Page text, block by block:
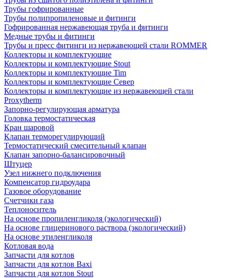
Трубы гофрированные
Трубы полипропиленовые и фитинги
Гофрированная нержавеющая труба и фитинги
Медные трубы и фитинги
Трубы и пресс фитинги из нержавеющей стали ROMMER
Коллекторы и комплектующие
Коллекторы и комплектующие Stout
Коллекторы и комплектующие Tim
Коллекторы и комплектующие Север
Коллекторы и комплектующие из нержавеющей стали
Proxytherm
Запорно-регулирующая арматура
Головка термостатическая
Кран шаровой
Клапан терморегулирующий
Термостатический смесительный клапан
Клапан запорно-балансировочный
Штуцер
Узел нижнего подключения
Компенсатор гидроудара
Газовое оборудование
Счетчики газа
Теплоноситель
На основе пропиленгликоля (экологический)
На основе глицеринового раствора (экологический)
На основе этиленгликоля
Котловая вода
Запчасти для котлов
Запчасти для котлов Baxi
Запчасти для котлов Stout